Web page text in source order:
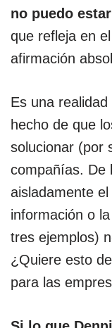
no puedo
que refleja en
afirmación
Es una
hecho de que
solucionar (por
compañías. De
aisladamente
información o
tres ejemplos)
¿Quiere esto
para las